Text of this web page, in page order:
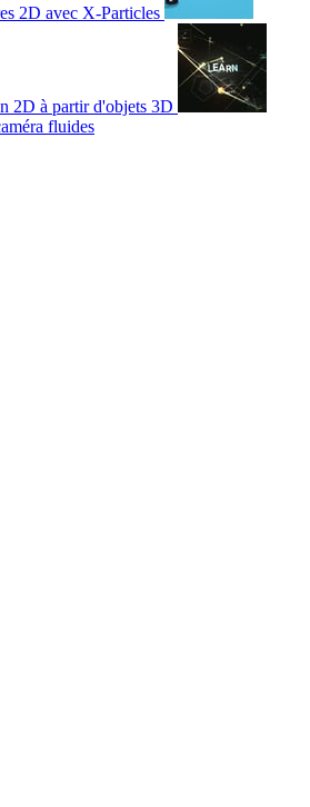
2D avec X-Particles
2D à partir d'objets 3D
fluides